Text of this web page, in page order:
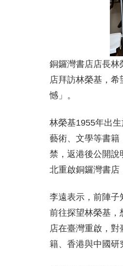
銅鑼灣書店店長林
店拜訪林榮基，
憾」。
林榮基1955年出
藝術、文學等書籍
禁，返港後公開說
北重啟銅鑼灣書店
李遠表示，前陣子
前往探望林榮基，
店在臺灣重啟，
籍、香港與中國研